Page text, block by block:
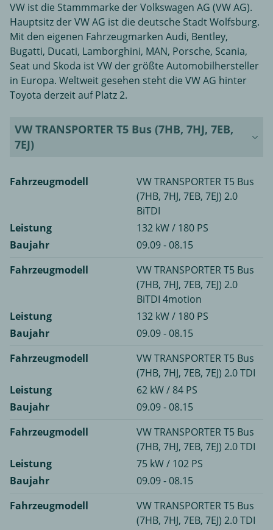
VW ist die Stammmarke der Volkswagen AG (VW AG).
Hauptsitz der VW AG ist die deutsche Stadt Wolfsburg.
Mit den eigenen Fahrzeugmarken Audi, Bentley,
Bugatti, Ducati, Lamborghini, MAN, Porsche, Scania,
Seat und Skoda ist VW der größte Automobilhersteller
in Europa. Weltweit gesehen steht die VW AG hinter
Toyota derzeit auf Platz 2.
VW TRANSPORTER T5 Bus (7HB, 7HJ, 7EB,
7EJ)
Fahrzeugmodell
VW TRANSPORTER T5 Bus
(7HB, 7HJ, 7EB, 7EJ) 2.0
BiTDI
Leistung
132 kW / 180 PS
Baujahr
09.09 - 08.15
Fahrzeugmodell
VW TRANSPORTER T5 Bus
(7HB, 7HJ, 7EB, 7EJ) 2.0
BiTDI 4motion
Leistung
132 kW / 180 PS
Baujahr
09.09 - 08.15
Fahrzeugmodell
VW TRANSPORTER T5 Bus
(7HB, 7HJ, 7EB, 7EJ) 2.0 TDI
Leistung
62 kW / 84 PS
Baujahr
09.09 - 08.15
Fahrzeugmodell
VW TRANSPORTER T5 Bus
(7HB, 7HJ, 7EB, 7EJ) 2.0 TDI
Leistung
75 kW / 102 PS
Baujahr
09.09 - 08.15
Fahrzeugmodell
VW TRANSPORTER T5 Bus
(7HB, 7HJ, 7EB, 7EJ) 2.0 TDI